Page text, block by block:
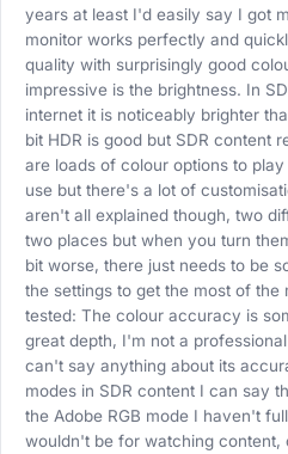
years at least I'd easily say I got
monitor works perfectly and
quality with surprisingly good
impressive is the brightness. In
internet it is noticeably brighter
bit HDR is good but SDR content
are loads of colour options to
use but there's a lot of
aren't all explained though, two
two places but when you turn
bit worse, there just needs to be
the settings to get the most of the
tested: The colour accuracy is
great depth, I'm not a
can't say anything about its
modes in SDR content I can say
the Adobe RGB mode I haven't
wouldn't be for watching content,